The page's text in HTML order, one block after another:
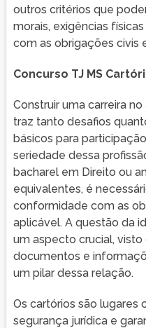
outros critérios que
morais, exigências
com as obrigações civis
Concurso TJ MS
Construir uma carreira
traz tanto desafios
básicos para
seriedade dessa
bacharel em Direito ou
equivalentes, é
conformidade com as
aplicável. A questão da
um aspecto crucial,
documentos e
um pilar dessa relação.
Os cartórios são lugares
segurança jurídica e